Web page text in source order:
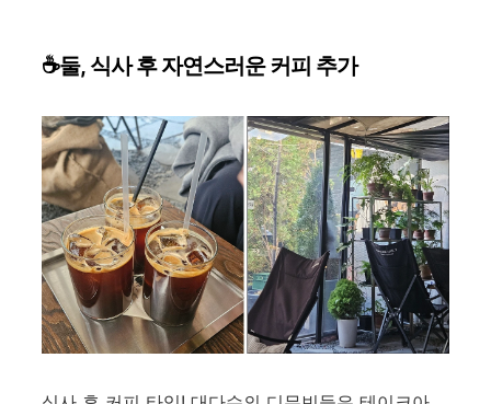
☕둘, 식사 후 자연스러운 커피 추가